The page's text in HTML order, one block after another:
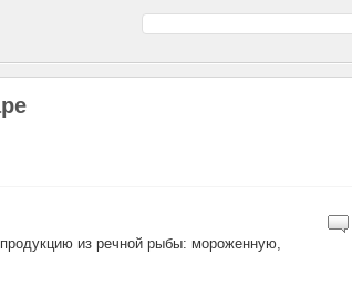
из речной рыбы: мороженную,